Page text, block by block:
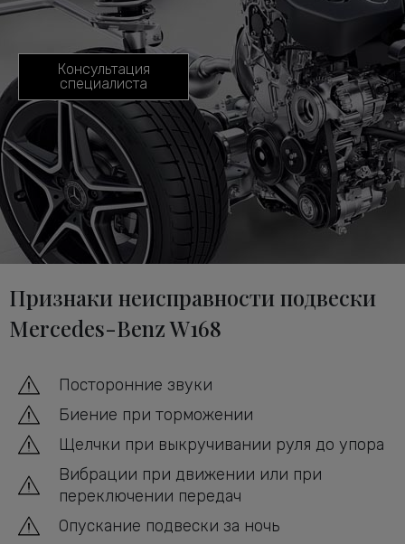
Консультация
специалиста
Признаки неисправности подвески
Mercedes-Benz W168
Посторонние звуки
Биение при торможении
Щелчки при выкручивании руля до упора
Вибрации при движении или при
переключении передач
Опускание подвески за ночь